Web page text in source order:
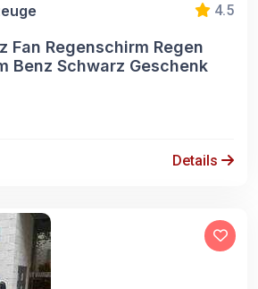
4.5
Fan Regenschirm Regen
Benz Schwarz Geschenk
Details